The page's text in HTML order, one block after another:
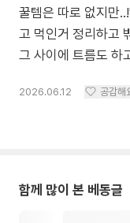
꿀템은 따로 없지만
고 먹인거 정리하고
그 사이에 트름도 하
2026.06.12 공감해
함께 많이 본 베동글